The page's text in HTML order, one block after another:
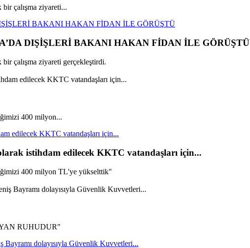
çalışma ziyareti...
BAKANI HAKAN FİDAN İLE GÖRÜŞTÜ
DIŞİŞLERİ BAKANI HAKAN FİDAN İLE GÖRÜŞTÜ
çalışma ziyareti gerçekleştirdi.
400 milyon...
edilecek KKTC vatandaşları için...
istihdam edilecek KKTC vatandaşları için...
400 milyon TL'ye yükselttik"
RUHUDUR"
dolayısıyla Güvenlik Kuvvetleri...